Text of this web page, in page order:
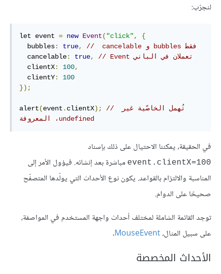
لنجرّب:
let event = new Event( "click",
{
  bubbles
: true,
  cancelable
: true,
// Event تعملان في الباني
  clientX
: 100,
  clientY
:
100
});
alert(event . clientX);
// تُهمل الخاصّية غير
المعروفة ،undefined
في الحقيقة، يمكننا الاحتيال على ذلك بإسناد
event.clientX=100 مباشرة بعد إنشائه. فيؤول الأمر إلى
المناسبة والالتزام بالقواعد. يكون نوع الأحداث التي يولّدها المتصفّح
صحيحًا على الدوام.
توجد القائمة الشاملة لمختلف أحداث واجهة المستخدم في المواصفة،
على سبيل المثال،MouseEvent
.
الأحداث المخصصة